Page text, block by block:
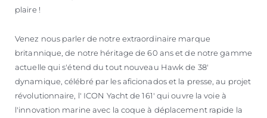
plaire !
Venez nous parler de notre extraordinaire marque
britannique, de notre héritage de 60 ans et de notre gamme
actuelle qui s'étend du tout nouveau Hawk de 38'
dynamique, célébré par les aficionados et la presse, au projet
révolutionnaire, l' ICON Yacht de 161' qui ouvre la voie à
l'innovation marine avec la coque à déplacement rapide la